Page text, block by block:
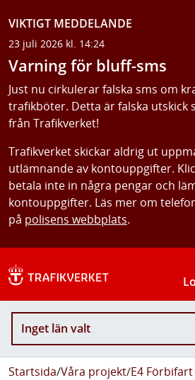
VIKTIGT MEDDELANDE
23 juli 2026 kl. 14:24
Varning för bluff-sms
Just nu cirkulerar falska sms om
trafikböter. Detta är falska utskick
från Trafikverket!
Trafikverket skickar aldrig ut
utlämnande av kontouppgifter.
betala inte in några pengar och
kontouppgifter. Läs mer om
på polisens webbplats.
Inget län valt
Startsida/Våra projekt/E4